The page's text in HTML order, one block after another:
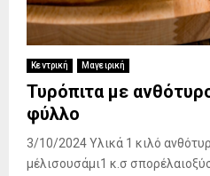
Κεντρική Μαγειρική
Τυρόπιτα με
φύλλο
3/10/2024 Υλικά 1 κιλό
μέλισουσάμι1 κ.σ